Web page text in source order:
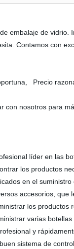
embalaje de vidrio.
Contamos con
Precio
con nosotros para
líder en las
los productos
el suministro de
accesorios, que
los productos
varias botellas
y
de control de